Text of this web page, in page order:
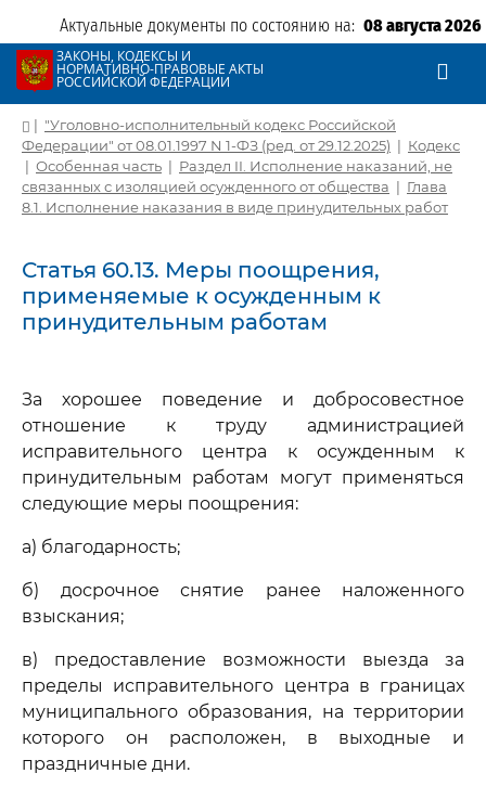
Актуальные документы по состоянию на: 08 августа 2026
ЗАКОНЫ, КОДЕКСЫ И
НОРМАТИВНО-ПРАВОВЫЕ АКТЫ
РОССИЙСКОЙ ФЕДЕРАЦИИ
| "Уголовно-исполнительный кодекс Российской
Федерации" от 08.01.1997 N 1-ФЗ (ред. от 29.12.2025) | Кодекс
| Особенная часть | Раздел II. Исполнение наказаний, не
связанных с изоляцией осужденного от общества | Глава
8.1. Исполнение наказания в виде принудительных работ
Статья 60.13. Меры поощрения,
применяемые к осужденным к
принудительным работам
За хорошее поведение и добросовестное
отношение к труду администрацией
исправительного центра к осужденным к
принудительным работам могут применяться
следующие меры поощрения:
а) благодарность;
б) досрочное снятие ранее наложенного
взыскания;
в) предоставление возможности выезда за
пределы исправительного центра в границах
муниципального образования, на территории
которого он расположен, в выходные и
праздничные дни.